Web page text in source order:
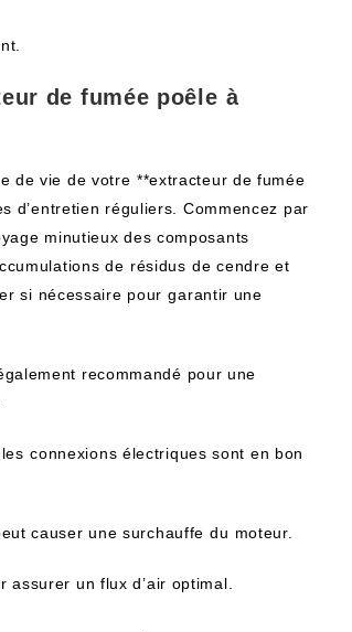
de fumée poêle⁢ à
de vie de votre⁢ **extracteur ​de fumée
d’entretien réguliers. Commencez par
minutieux des composants
de ⁤résidus⁢ de cendre et​
si nécessaire pour ⁢garantir une
recommandé pour une
⁤connexions électriques sont‌ en bon
causer une‌ surchauffe⁤ du​ moteur.
un‍ flux d’air ​optimal.